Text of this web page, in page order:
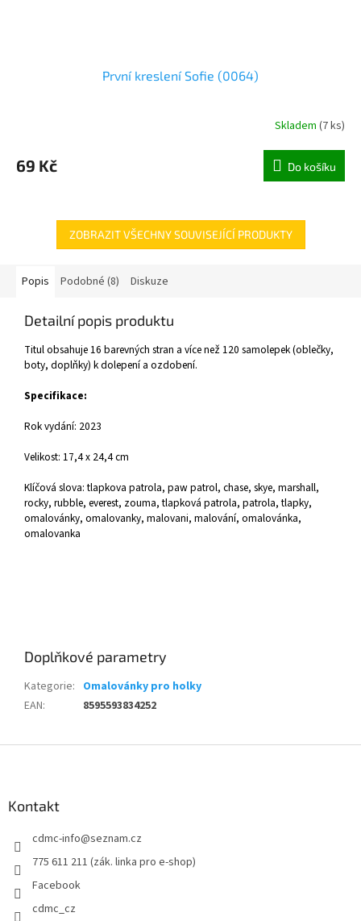
První kreslení Sofie (0064)
Skladem (7 ks)
69 Kč Do košíku
ZOBRAZIT VŠECHNY SOUVISEJÍCÍ PRODUKTY
Popis Podobné (8) Diskuze
Detailní popis produktu
Titul obsahuje 16 barevných stran a více než 120 samolepek (oblečky,
boty, doplňky) k dolepení a ozdobení.
Specifikace:
Rok vydání: 2023
Velikost: 17,4 x 24,4 cm
Klíčová slova: tlapkova patrola, paw patrol, chase, skye, marshall,
rocky, rubble, everest, zouma, tlapková patrola, patrola, tlapky,
omalovánky, omalovanky, malovani, malování, omalovánka,
omalovanka
Doplňkové parametry
Kategorie: Omalovánky pro holky
EAN: 8595593834252
Kontakt
cdmc-info@seznam.cz
775 611 211 (zák. linka pro e-shop)
Facebook
cdmc_cz